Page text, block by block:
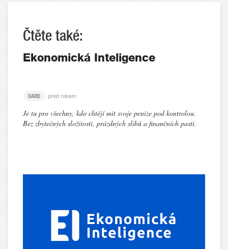
Čtěte také:
Ekonomická Inteligence
DAVID před rokem
Je tu pro všechny, kdo chtějí mít svoje peníze pod kontrolou.
Bez zbytečných složitostí, prázdných slibů a finančních pastí.